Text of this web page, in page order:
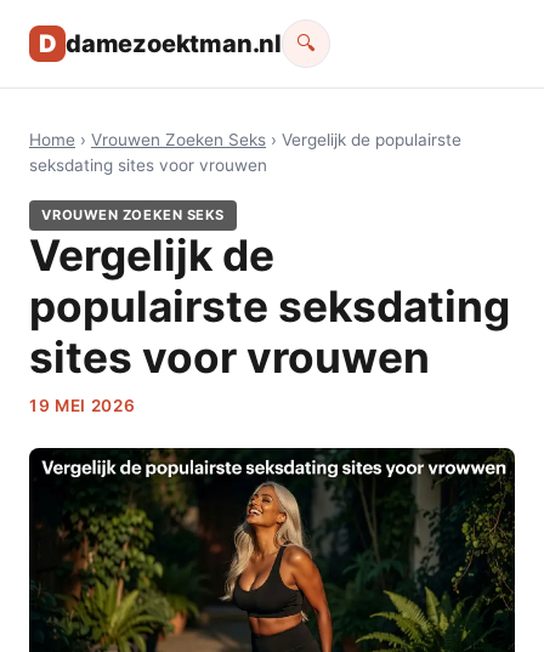
D damezoektman.nl 🔍
Home › Vrouwen Zoeken Seks › Vergelijk de populairste
seksdating sites voor vrouwen
VROUWEN ZOEKEN SEKS
Vergelijk de
populairste seksdating
sites voor vrouwen
19 MEI 2026